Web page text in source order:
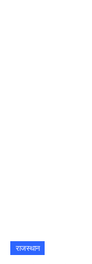
शिक्षा
राजस्थान